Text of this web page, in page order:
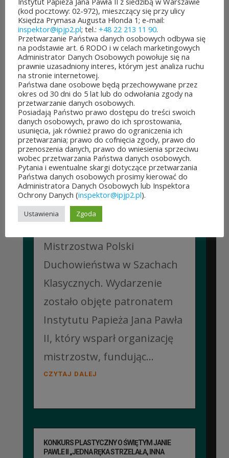
jest aż 30 mln zł! Mieszkańcy
województwa mazowieckiego
po...
CZYTAJ DALEJ
JUBILEUSZOWE XXV MISTRZOSTWA POLSKI
DUCHOWIEŃSTWA W SZACHACH
KLASYCZNYCH.
10 lipca&7b19p;2026
W dniach 6–10 lipca 2026 r. w
Collegium Marianum w
Pelplinie odbyły się
Mistrzostwa Polski
Duchowieństwa w Szachach
Klasycznych. Wydarzenie
zostało objęte patronatem
Instytutu Papieża Jana Pawła
II, który wsparł organizację
mistrzostw, fundując...
CZYTAJ DALEJ
KONKURS PLASTYCZNY O ŚWIĘTYM JANIE
PAWLE II „JEDNA RĘKA STRZELAŁA, INNA
(kod pocztowy: 02-972), mieszczący się przy ulicy
Księdza Prymasa Augusta Hlonda 1; e-mail:
inspektor@ipjp2.pl; tel.: +48 22 213 11 90.
Przetwarzanie Państwa danych osobowych odbywa się
na podstawie art. 6 RODO i w celach marketingowych
Administrator Danych Osobowych powołuje się na
prawnie uzasadniony interes, którym jest analiza ruchu
na stronie internetowej.
Państwa dane osobowe będą przechowywane przez
okres od 30 dni do 5 lat lub do odwołania zgody na
przetwarzanie danych osobowych.
Posiadają Państwo prawo dostępu do treści swoich
danych osobowych, prawo do ich sprostowania,
usunięcia, jak również prawo do ograniczenia ich
przetwarzania; prawo do cofnięcia zgody, prawo do
przenoszenia danych, prawo do wniesienia sprzeciwu
wobec przetwarzania Państwa danych osobowych.
Pytania i ewentualne skargi dotyczące przetwarzania
Państwa danych osobowych prosimy kierować do
Administratora Danych Osobowych lub Inspektora
Ochrony Danych (inspektor@ipjp2.pl).
Ustawienia Zgoda